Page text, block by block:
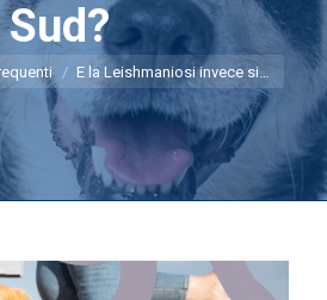
Sud?
E la Leishmaniosi invece si…